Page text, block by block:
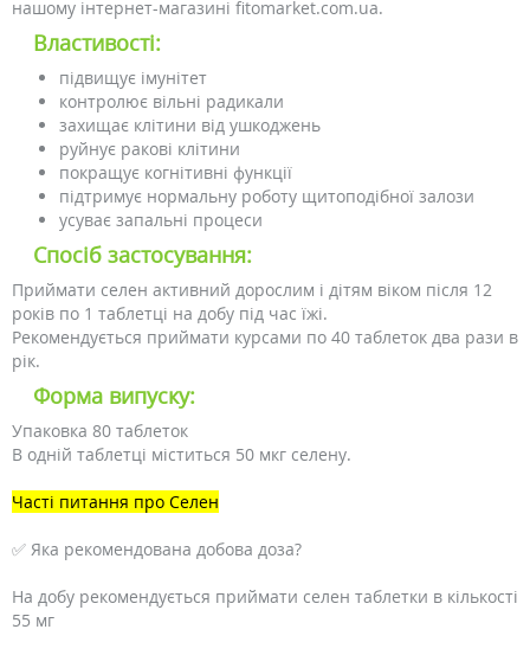
нашому інтернет-магазині fitomarket.com.ua.
Властивості:
підвищує імунітет
контролює вільні радикали
захищає клітини від ушкоджень
руйнує ракові клітини
покращує когнітивні функції
підтримує нормальну роботу щитоподібної залози
усуває запальні процеси
Спосіб застосування:
Приймати селен активний дорослим і дітям віком після 12
років по 1 таблетці на добу під час їжі.
Рекомендується приймати курсами по 40 таблеток два рази в
рік.
Форма випуску:
Упаковка 80 таблеток
В одній таблетці міститься 50 мкг селену.
Часті питання про Селен
✅ Яка рекомендована добова доза?
На добу рекомендується приймати селен таблетки в кількості
55 мг